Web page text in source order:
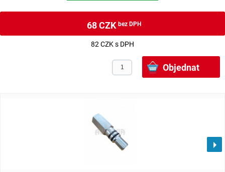
68 CZKbez DPH
82 CZK s DPH